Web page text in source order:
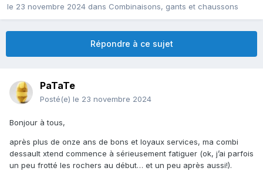
le 23 novembre 2024 dans Combinaisons, gants et chaussons
Répondre à ce sujet
PaTaTe
Posté(e) le 23 novembre 2024
Bonjour à tous,
après plus de onze ans de bons et loyaux services, ma combi
dessault xtend commence à sérieusement fatiguer (ok, j’ai parfois
un peu frotté les rochers au début… et un peu après aussi!).